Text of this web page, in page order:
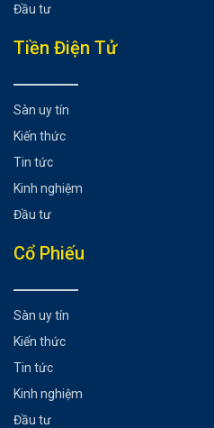
Quyết định chính sách của BOJ
Quyết định lãi suất của BOE
Đầu tư
Tiền Điện Tử
Sàn uy tín
Kiến thức
Tin tức
Kinh nghiệm
Đầu tư
Cổ Phiếu
Sàn uy tín
Kiến thức
Tin tức
Kinh nghiệm
Đầu tư